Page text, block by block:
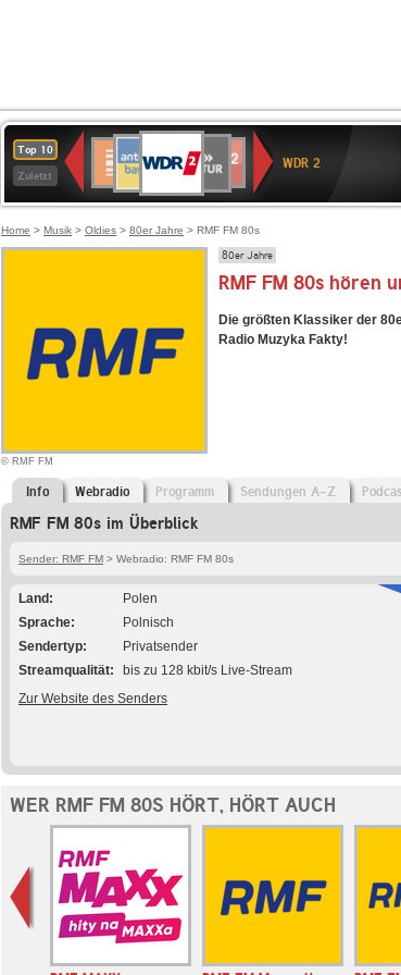
Top 10
Zuletzt
Deutschlandfunk
90er
OLDIE
ANTENNE
4
KLASSIK
Deutschlandfunk
KulturBAYERN
2
Kultur
NDR
2
WDR 2
Home > Musik > Oldies > 80er Jahre > RMF FM 80s
© RMF FM
80er Jahre
RMF FM 80s hören
Die größten Klassiker der
Radio Muzyka Fakty!
Info Webradio Programm Sendungen A-Z
RMF FM 80s im Überblick
Sender: RMF FM > Webradio: RMF FM 80s
Land
Polen
Sprache
Polnisch
Sendertyp
Privatsender
Streamqualität
bis zu 128 kbit/s Live-Stream
Zur Website des Senders
WER RMF FM 80S HÖRT, HÖRT AUCH